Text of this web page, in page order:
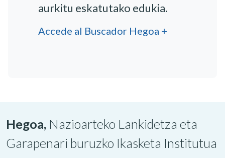
aurkitu eskatutako edukia.
Accede al Buscador Hegoa +
Hegoa, Nazioarteko Lankidetza eta
Garapenari buruzko Ikasketa Institutua